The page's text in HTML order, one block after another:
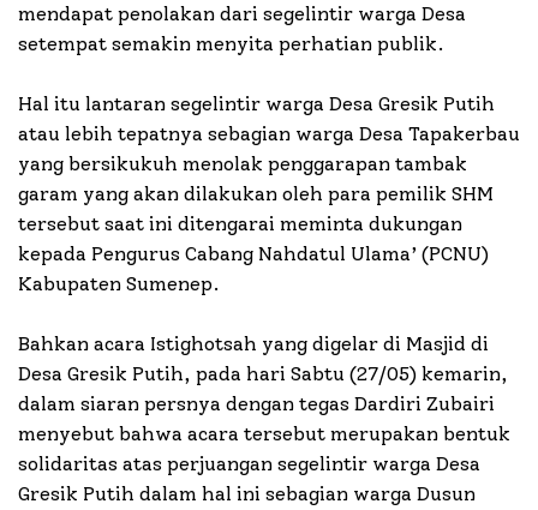
mendapat penolakan dari segelintir warga Desa
setempat semakin menyita perhatian publik.
Hal itu lantaran segelintir warga Desa Gresik Putih
atau lebih tepatnya sebagian warga Desa Tapakerbau
yang bersikukuh menolak penggarapan tambak
garam yang akan dilakukan oleh para pemilik SHM
tersebut saat ini ditengarai meminta dukungan
kepada Pengurus Cabang Nahdatul Ulama’ (PCNU)
Kabupaten Sumenep.
Bahkan acara Istighotsah yang digelar di Masjid di
Desa Gresik Putih, pada hari Sabtu (27/05) kemarin,
dalam siaran persnya dengan tegas Dardiri Zubairi
menyebut bahwa acara tersebut merupakan bentuk
solidaritas atas perjuangan segelintir warga Desa
Gresik Putih dalam hal ini sebagian warga Dusun